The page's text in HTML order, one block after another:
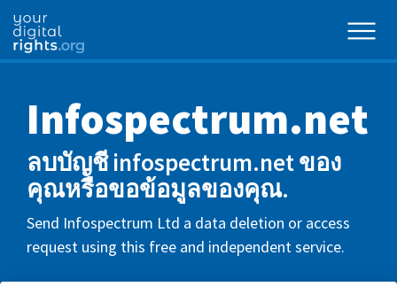
Infospectrum.net
ลบบัญชี infospectrum.net ของ
คุณหรือขอข้อมูลของคุณ.
Send Infospectrum Ltd a data deletion or access
request using this free and independent service.